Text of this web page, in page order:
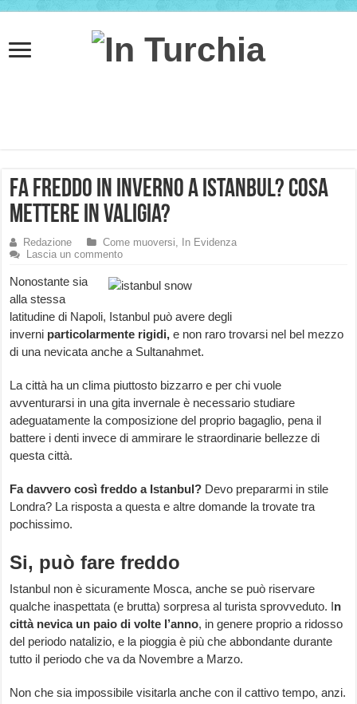
Fa freddo in inverno a Istanbul? Cosa
mettere in valigia?
Redazione Come muoversi,
In Evidenza
Lascia un commento
Nonostante sia
alla stessa
latitudine di Napoli, Istanbul può avere degli
inverni particolarmente rigidi,e non raro trovarsi nel bel mezzo
di una nevicata anche a Sultanahmet.
La città ha un clima piuttosto bizzarro e per chi vuole
avventurarsi in una gita invernale è necessario studiare
adeguatamente la composizione del proprio bagaglio, pena il
battere i denti invece di ammirare le straordinarie bellezze di
questa città.
Fa davvero così freddo a Istanbul? Devo prepararmi in stile
Londra? La risposta a questa e altre domande la trovate tra
pochissimo.
Si, può fare freddo
Istanbul non è sicuramente Mosca, anche se può riservare
qualche inaspettata (e brutta) sorpresa al turista sprovveduto. In
città nevica un paio di volte l’anno, in genere proprio a ridosso
del periodo natalizio, e la pioggia è più che abbondante durante
tutto il periodo che va da Novembre a Marzo.
Non che sia impossibile visitarla anche con il cattivo tempo, anzi.